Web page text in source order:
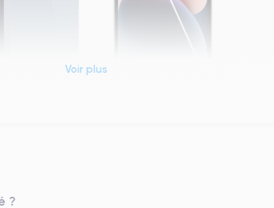
Voir plus
?